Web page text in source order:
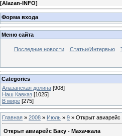
[Alazan-INFO]
Форма входа
Меню сайта
Последние новости Статьи/Интервью
Categories
Алазанская долина [908]
Наш Кавказ [1025]
В мире [275]
Главная » 2008 » Июль » 9 » Открыт
Открыт авиарейс Баку - Махачкала